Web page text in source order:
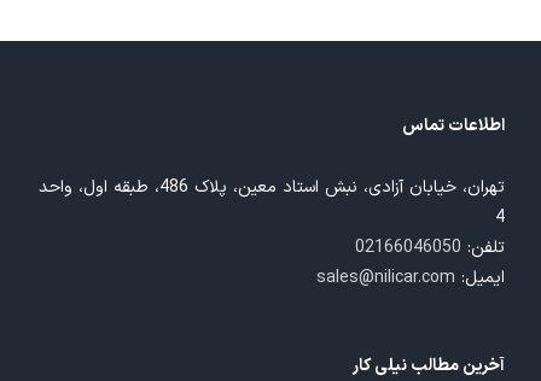
اطلاعات تماس
تهران، خیابان آزادی، نبش استاد معین، پلاک 486، طبقه اول، واحد
4
تلفن: 02166046050
ایمیل: sales@nilicar.com
آخرین مطالب نیلی کار